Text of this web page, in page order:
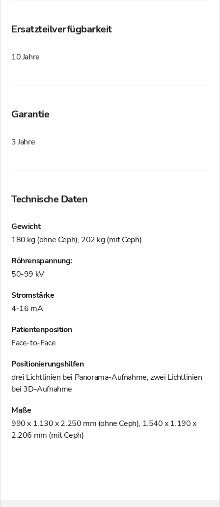
Ersatzteilverfügbarkeit
10 Jahre
Garantie
3 Jahre
Technische Daten
Gewicht
180 kg (ohne Ceph), 202 kg (mit Ceph)
Röhrenspannung:
50-99 kV
Stromstärke
4-16 mA
Patientenposition
Face-to-Face
Positionierungshilfen
drei Lichtlinien bei Panorama-Aufnahme, zwei Lichtlinien
bei 3D-Aufnahme
Maße
990 x 1.130 x 2.250 mm (ohne Ceph), 1.540 x 1.190 x
2.206 mm (mit Ceph)